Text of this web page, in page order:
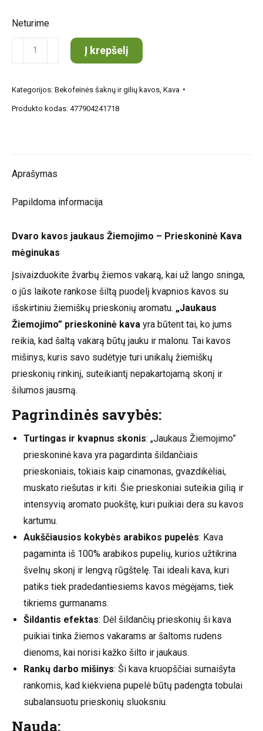
Neturime
produkto
kiekis:
kavos
prieskoninė
mėginukas
Į krepšelį
Kategorijos: Bekofeinės šaknų ir gilių kavos Kava
Produkto kodas: 477904241718
Aprašymas
Papildoma informacija
Dvaro kavos jaukaus Žiemojimo – Prieskoninė Kava
mėginukas
Įsivaizduokite žvarbų žiemos vakarą, kai už lango sninga,
o jūs laikote rankose šiltą puodelį kvapnios kavos su
išskirtiniu žiemiškų prieskonių aromatu. „Jaukaus
Žiemojimo” prieskoninė kava yra būtent tai, ko jums
reikia, kad šaltą vakarą būtų jauku ir malonu. Tai kavos
mišinys, kuris savo sudėtyje turi unikalų žiemiškų
prieskonių rinkinį, suteikiantį nepakartojamą skonį ir
šilumos jausmą.
Pagrindinės savybės:
Turtingas ir kvapnus skonis: „Jaukaus Žiemojimo”
prieskoninė kava yra pagardinta šildančiais
prieskoniais, tokiais kaip cinamonas, gvazdikėliai,
muskato riešutas ir kiti. Šie prieskoniai suteikia gilią ir
intensyvią aromato puokštę, kuri puikiai dera su kavos
kartumu.
Aukščiausios kokybės arabikos pupelės: Kava
pagaminta iš 100% arabikos pupelių, kurios užtikrina
švelnų skonį ir lengvą rūgštelę. Tai ideali kava, kuri
patiks tiek pradedantiesiems kavos mėgėjams, tiek
tikriems gurmanams.
Šildantis efektas: Dėl šildančių prieskonių ši kava
puikiai tinka žiemos vakarams ar šaltoms rudens
dienoms, kai norisi kažko šilto ir jaukaus.
Rankų darbo mišinys: Ši kava kruopščiai sumaišyta
rankomis, kad kiekviena pupelė būtų padengta tobulai
subalansuotu prieskonių sluoksniu.
Nauda: